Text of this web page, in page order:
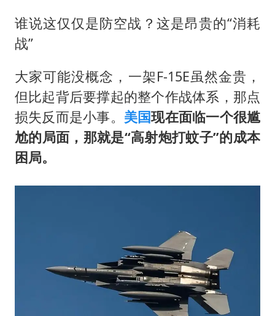
谁说这仅仅是防空战？这是昂贵的“消耗
战”
大家可能没概念，一架F-15E虽然金贵，
但比起背后要撑起的整个作战体系，那点
损失反而是小事。 美国现在面临一个很尴
尬的局面，那就是“高射炮打蚊子”的成本
困局。